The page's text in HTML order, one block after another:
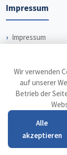
Impressum
Impressum
Impressum
Wir verwenden
auf unserer
Betrieb der
Alle
akzeptieren